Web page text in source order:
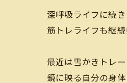
深呼吸ライフに続き
筋トレライフも継続
最近は雪かきトレ
鏡に映る自分の身